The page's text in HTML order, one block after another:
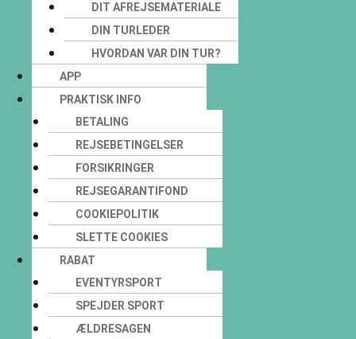
DIT AFREJSEMATERIALE
DIN TURLEDER
HVORDAN VAR DIN TUR?
APP
PRAKTISK INFO
BETALING
REJSEBETINGELSER
FORSIKRINGER
REJSEGARANTIFOND
COOKIEPOLITIK
SLETTE COOKIES
RABAT
EVENTYRSPORT
SPEJDER SPORT
ÆLDRESAGEN